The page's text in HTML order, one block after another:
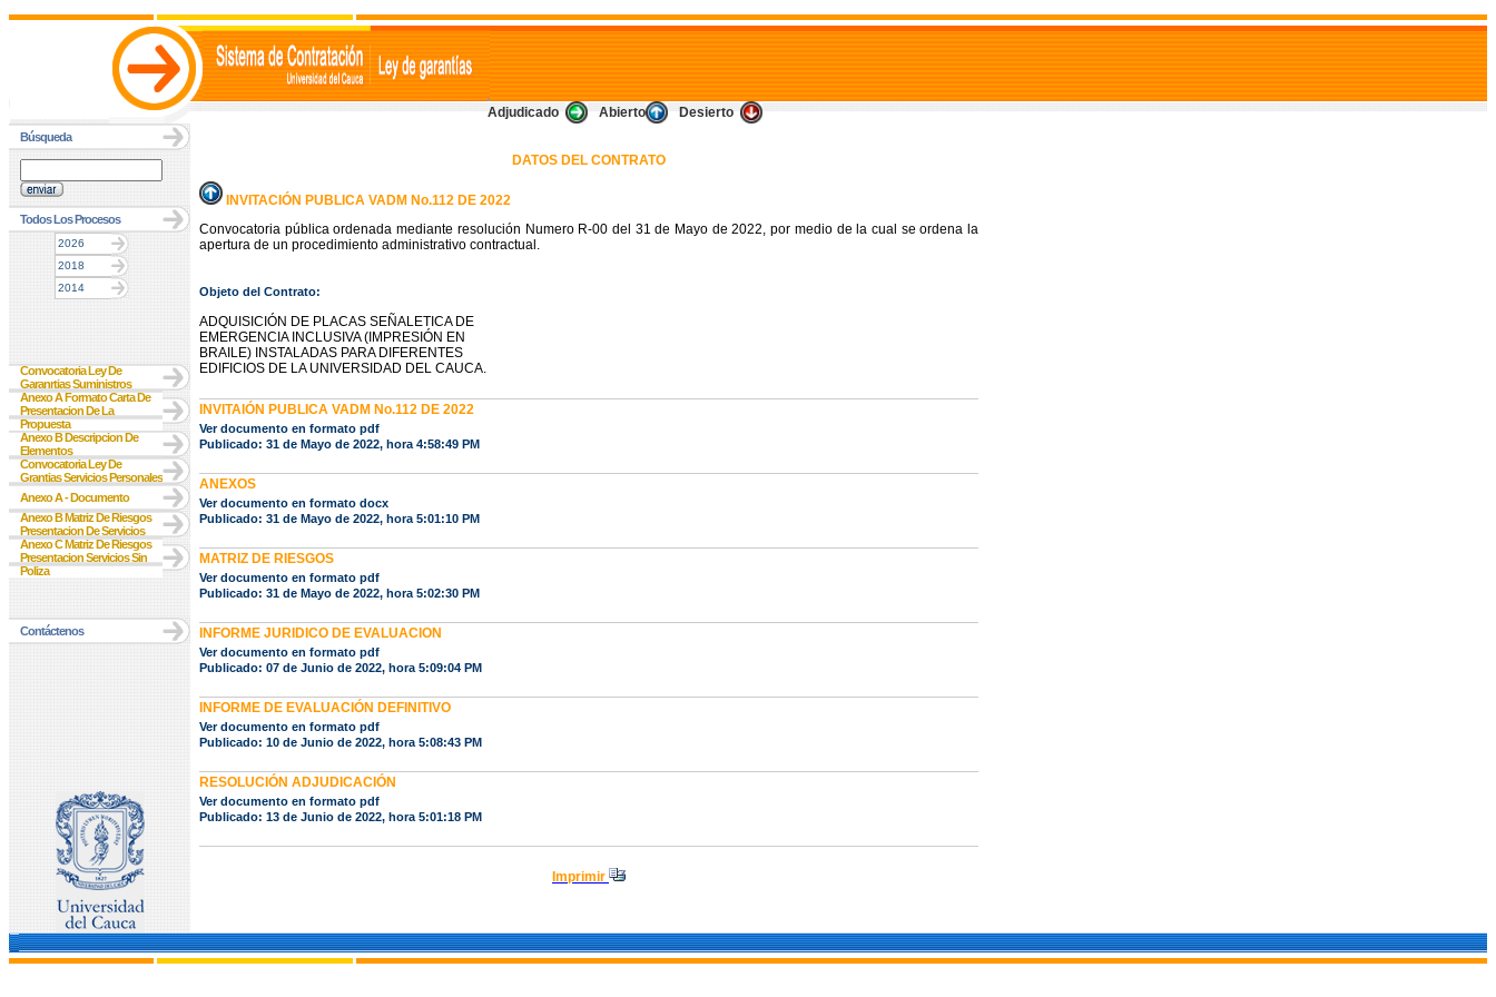
Adjudicado Abierto Desierto
Búsqueda
Todos Los Procesos
2026
2018
2014
Convocatoria Ley De
Garanrtias Suministros
Anexo A Formato Carta De
Presentacion De La
Propuesta
Anexo B Descripcion De
Elementos
Convocatoria Ley De
Grantias Servicios Personales
Anexo A - Documento
Anexo B Matriz De Riesgos
Presentacion De Servicios
Anexo C Matriz De Riesgos
Presentacion Servicios Sin
Poliza
Contáctenos
DATOS DEL CONTRATO
INVITACIÓN PUBLICA VADM No.112 DE 2022
Convocatoria pública ordenada mediante resolución Numero R-00 del 31 de Mayo de 2022, por medio de la cual se ordena la
apertura de un procedimiento administrativo contractual.
Objeto del Contrato:
ADQUISICIÓN DE PLACAS SEÑALETICA DE
EMERGENCIA INCLUSIVA (IMPRESIÓN EN
BRAILE) INSTALADAS PARA DIFERENTES
EDIFICIOS DE LA UNIVERSIDAD DEL CAUCA.
INVITAIÓN PUBLICA VADM No.112 DE 2022
Ver documento en formato pdf
Publicado: 31 de Mayo de 2022, hora 4:58:49 PM
ANEXOS
Ver documento en formato docx
Publicado: 31 de Mayo de 2022, hora 5:01:10 PM
MATRIZ DE RIESGOS
Ver documento en formato pdf
Publicado: 31 de Mayo de 2022, hora 5:02:30 PM
INFORME JURIDICO DE EVALUACION
Ver documento en formato pdf
Publicado: 07 de Junio de 2022, hora 5:09:04 PM
INFORME DE EVALUACIÓN DEFINITIVO
Ver documento en formato pdf
Publicado: 10 de Junio de 2022, hora 5:08:43 PM
RESOLUCIÓN ADJUDICACIÓN
Ver documento en formato pdf
Publicado: 13 de Junio de 2022, hora 5:01:18 PM
Imprimir